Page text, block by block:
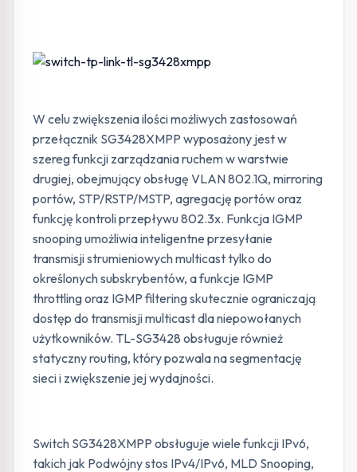
W celu zwiększenia ilości możliwych zastosowań
przełącznik SG3428XMPP wyposażony jest w
szereg funkcji zarządzania ruchem w warstwie
drugiej, obejmujący obsługę VLAN 802.1Q, mirroring
portów, STP/RSTP/MSTP, agregację portów oraz
funkcję kontroli przepływu 802.3x. Funkcja IGMP
snooping umożliwia inteligentne przesyłanie
transmisji strumieniowych multicast tylko do
określonych subskrybentów, a funkcje IGMP
throttling oraz IGMP filtering skutecznie ograniczają
dostęp do transmisji multicast dla niepowołanych
użytkowników. TL-SG3428 obsługuje również
statyczny routing, który pozwala na segmentację
sieci i zwiększenie jej wydajności.
Switch SG3428XMPP obsługuje wiele funkcji IPv6,
takich jak Podwójny stos IPv4/IPv6, MLD Snooping,